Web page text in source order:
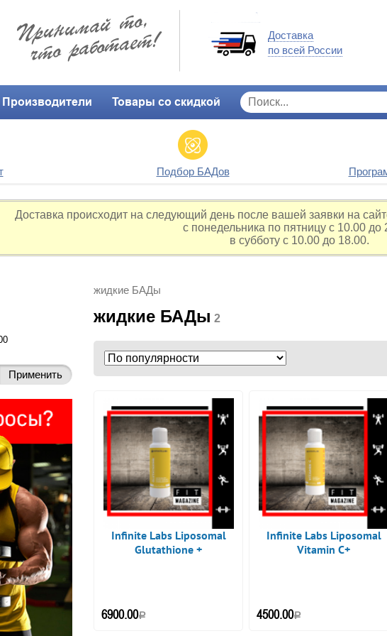
Доставка
по всей России
Производители Товары со скидкой
Подбор БАДов
Доставка происходит на следующий день после вашей заявки на
с понедельника по пятницу с 10.00 до
в субботу с 10.00 до 18.00.
жидкие БАДы
жидкие БАДы 2
Infinite Labs Liposomal
Glutathione +
6900.00Р
Infinite Labs Liposomal
Vitamin C+
4500.00Р